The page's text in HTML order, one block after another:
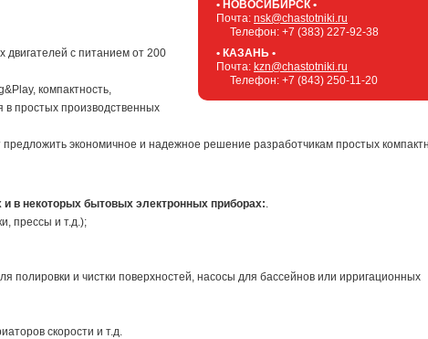
• НОВОСИБИРСК •
Почта: nsk@chastotniki.ru
Телефон: +7 (383) 227-92-38
• КАЗАНЬ •
Почта: kzn@chastotniki.ru
Телефон: +7 (843) 250-11-20
с питанием от 200
компактность,
простых производственных
экономичное и надежное решение разработчикам простых
в некоторых бытовых электронных приборах:.
прессы и т.д.);
и чистки поверхностей, насосы для бассейнов или ирригационных
скорости и т.д.